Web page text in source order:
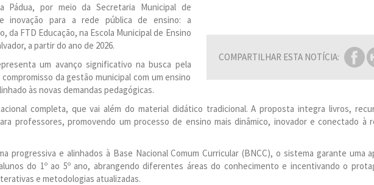
COMPARTILHAR ESTA NOTÍCIA:
Pádua, por meio da Secretaria Municipal de
inovação para a rede pública de ensino: a
da FTD Educação, na Escola Municipal de Ensino
a partir do ano de 2026.
um avanço significativo na busca pela
da gestão municipal com um ensino
às novas demandas pedagógicas.
completa, que vai além do material didático tradicional. A proposta integra livros,
professores, promovendo um processo de ensino mais dinâmico, inovador e conectado à
progressiva e alinhados à Base Nacional Comum Curricular (BNCC), o sistema garante uma
do 1º ao 5º ano, abrangendo diferentes áreas do conhecimento e incentivando o
e metodologias atualizadas.